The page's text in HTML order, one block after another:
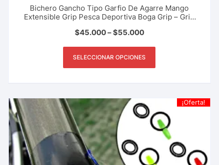
Bichero Gancho Tipo Garfio De Agarre Mango
Extensible Grip Pesca Deportiva Boga Grip – Grip
$45.000–$55.000
SELECCIONAR OPCIONES
¡Oferta!